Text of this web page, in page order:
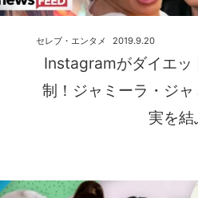
Instagramがダイエッ
制！ジャミーラ・ジ
実を結
2019.9.20
セレブ・エンタメ